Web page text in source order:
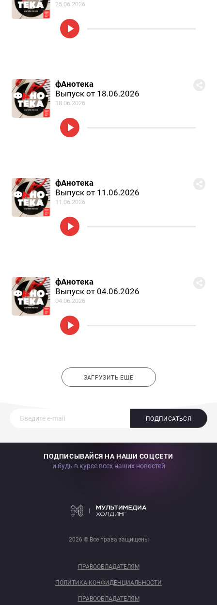
25.06.2026
фАнотека
Выпуск от 18.06.2026
18.06.2026
фАнотека
Выпуск от 11.06.2026
11.06.2026
фАнотека
Выпуск от 04.06.2026
04.06.2026
ЗАГРУЗИТЬ ЕЩЕ
ПОДПИСАТЬСЯ
ПОДПИСЫВАЙСЯ НА НАШИ СОЦСЕТИ
и будь в курсе всех наших новостей
2026 © Все права защищены
ПРАВООБЛАДАТЕЛЯМ
ПОЛИТИКА КОНФИДЕНЦИАЛЬНОСТИ
ПРАВООБЛАДАТЕЛЯМ